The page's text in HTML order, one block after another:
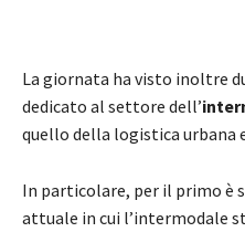
La giornata ha visto inoltre
dedicato al settore dell’
quello della logistica urbana
In particolare, per il primo
attuale in cui l’intermodale